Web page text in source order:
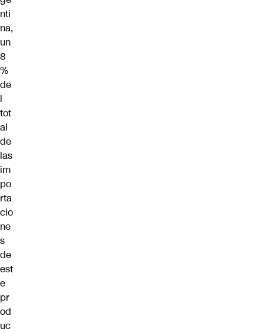
nti
na,
un
8
%
de
l
tot
al
de
las
im
po
rta
cio
ne
s
de
est
e
pr
od
uc